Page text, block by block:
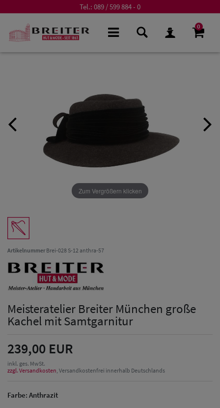
Tel.: 089 / 599 884 - 0
0
Zum Vergrößern klicken
ArtikelnummerBrei-028 S-12 anthra-57
Meisteratelier Breiter München große
Kachel mit Samtgarnitur
239,00 EUR
inkl. ges. MwSt.
zzgl. Versandkosten , Versandkostenfrei innerhalb Deutschlands
Farbe: Anthrazit